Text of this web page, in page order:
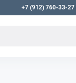
+7 (912) 760-33-27